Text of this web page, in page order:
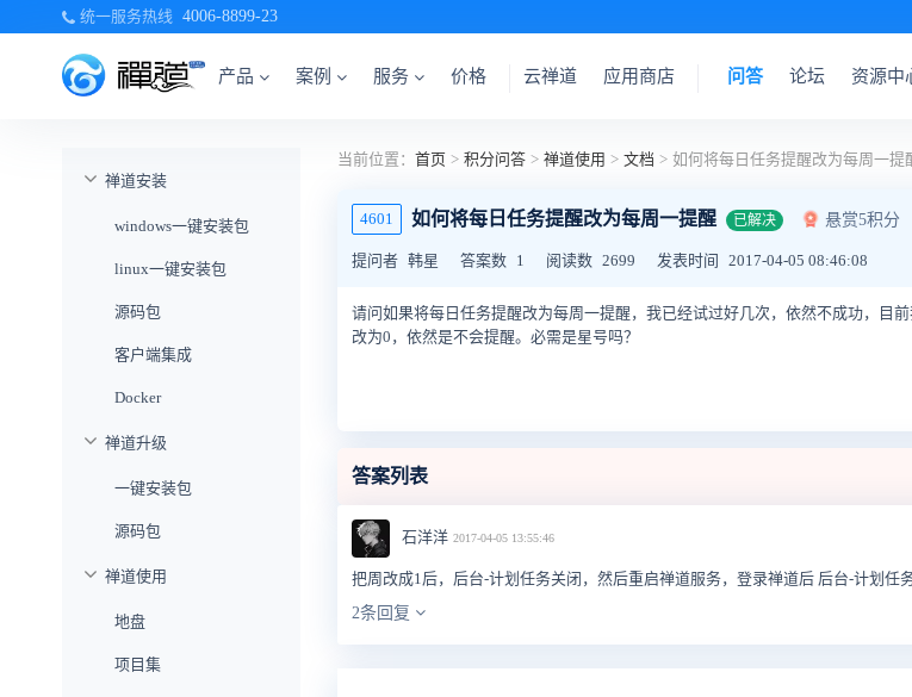
统一服务热线 4006-8899-23
产品 案例 服务 价格 云禅道 应用商店 问答 论坛 资源中
禅道安装
windows一键安装包
linux一键安装包
源码包
客户端集成
Docker
禅道升级
一键安装包
源码包
禅道使用
地盘
项目集
当前位置： 首页 > 积分问答 > 禅道使用 > 文档 > 如何将每日任务提醒改为每周一提
4601 如何将每日任务提醒改为每周一提醒 已解决 悬赏5积分
提问者 韩星 答案数 1 阅读数 2699 发表时间 2017-04-05 08:46:08
请问如果将每日任务提醒改为每周一提醒，我已经试过好几次，依然不成功，目
改为0，依然是不会提醒。必需是星号吗？
答案列表
石洋洋 2017-04-05 13:55:46
把周改成1后，后台-计划任务关闭，然后重启禅道服务，登录禅道后 后台-计划任
2条回复